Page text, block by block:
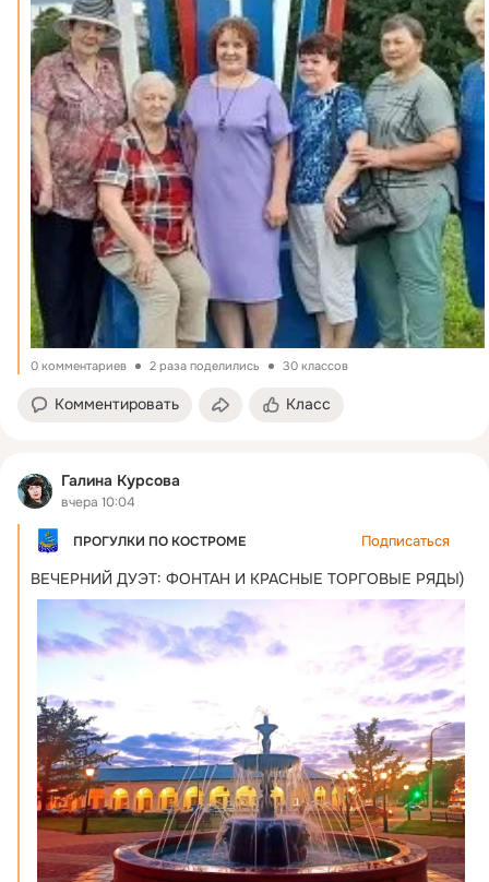
0 комментариев 2 раза поделились 30 классов
Комментировать Класс
Галина Курсова
вчера 10:04
ПРОГУЛКИ ПО КОСТРОМЕ Подписаться
ВЕЧЕРНИЙ ДУЭТ: ФОНТАН И КРАСНЫЕ ТОРГОВЫЕ РЯДЫ)